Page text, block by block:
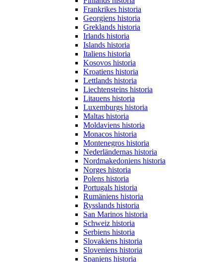
Frankrikes historia
Georgiens historia
Greklands historia
Irlands historia
Islands historia
Italiens historia
Kosovos historia
Kroatiens historia
Lettlands historia
Liechtensteins historia
Litauens historia
Luxemburgs historia
Maltas historia
Moldaviens historia
Monacos historia
Montenegros historia
Nederländernas historia
Nordmakedoniens historia
Norges historia
Polens historia
Portugals historia
Rumäniens historia
Rysslands historia
San Marinos historia
Schweiz historia
Serbiens historia
Slovakiens historia
Sloveniens historia
Spaniens historia